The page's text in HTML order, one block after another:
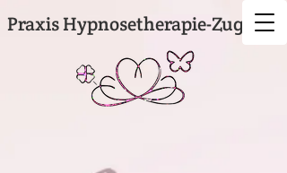
PraxisHypno​setherapie-Zug